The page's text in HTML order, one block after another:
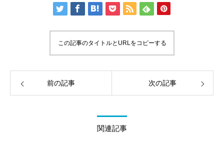
この記事のタイトルとURLをコピーする
前の記事 次の記事
関連記事